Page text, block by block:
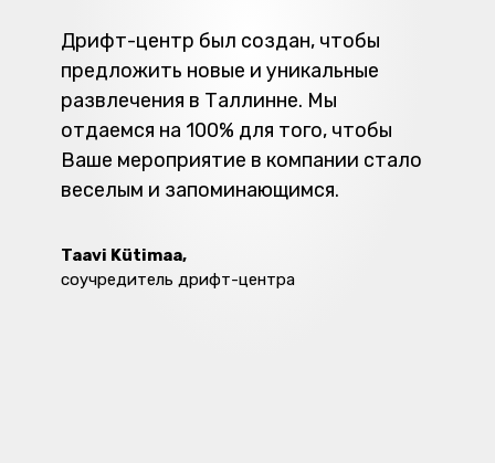
Дрифт-центр был создан, чтобы
предложить новые и уникальные
развлечения в Таллинне. Мы
отдаемся на 100% для того, чтобы
Ваше мероприятие в компании стало
веселым и запоминающимся.
Taavi Kütimaa,
соучредитель дрифт-центра